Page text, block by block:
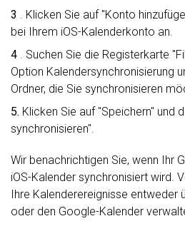
3 . Klicken Sie auf "Konto
bei Ihrem iOS-Kalenderkonto an.
4 . Suchen Sie die Registerkarte
Option Kalendersynchronisierung
Ordner, die Sie synchronisieren
5. Klicken Sie auf "Speichern" und
synchronisieren".
Wir benachrichtigen Sie, wenn Ihr
iOS-Kalender synchronisiert wird.
Ihre Kalenderereignisse entweder
oder den Google-Kalender